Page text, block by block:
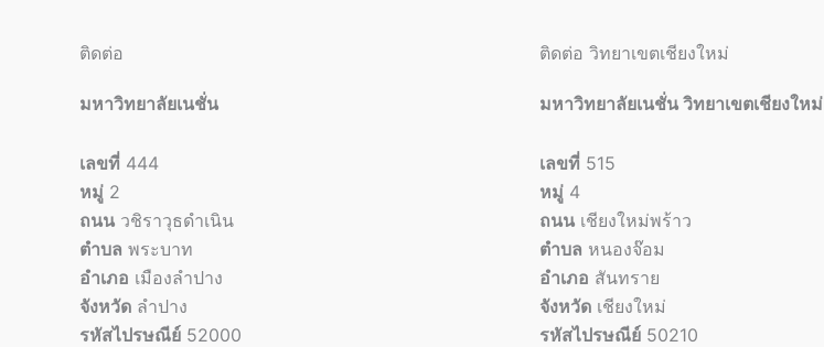
ติดต่อ
มหาวิทยาลัยเนชั่น
เลขที่ 444
หมู่ 2
ถนน วชิราวุธดำเนิน
ตำบล พระบาท
อำเภอ เมืองลำปาง
จังหวัด ลำปาง
รหัสไปรษณีย์ 52000
ติดต่อ วิทยาเขตเชียงใหม่
มหาวิทยาลัยเนชั่น วิทยาเขตเชียงใหม่
เลขที่ 515
หมู่4
ถนนเชียงใหม่พร้าว
ตำบล หนองจ๊อม
อำเภอ สันทราย
จังหวัดเชียงใหม่
รหัสไปรษณีย์50210